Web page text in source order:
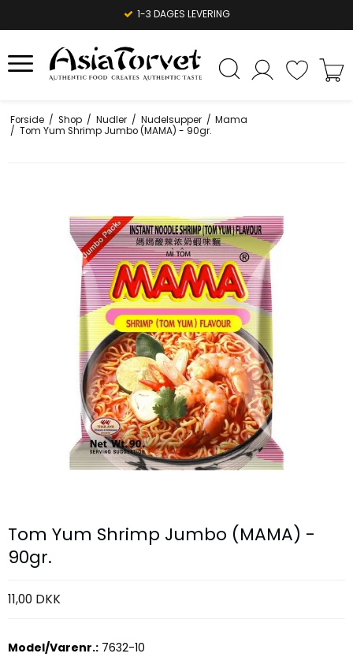
1-3 DAGES LEVERING
Forside / Shop / Nudler / Nudelsupper / Mama
/ Tom Yum Shrimp Jumbo (MAMA) - 90gr.
Tom Yum Shrimp Jumbo (MAMA) -
90gr.
11,00 DKK
Model/Varenr.: 7632-10